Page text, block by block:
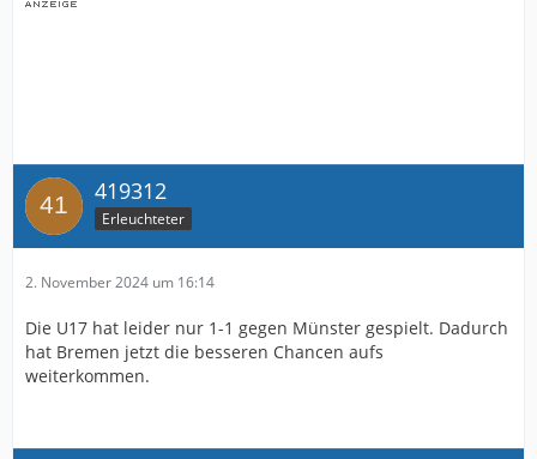
419312
Erleuchteter
2. November 2024 um 16:14
Die U17 hat leider nur 1-1 gegen Münster gespielt. Dadurch
hat Bremen jetzt die besseren Chancen aufs
weiterkommen.